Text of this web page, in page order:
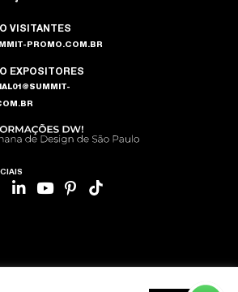
VISITANTES
PROMO.COM.BR
EXPOSITORES